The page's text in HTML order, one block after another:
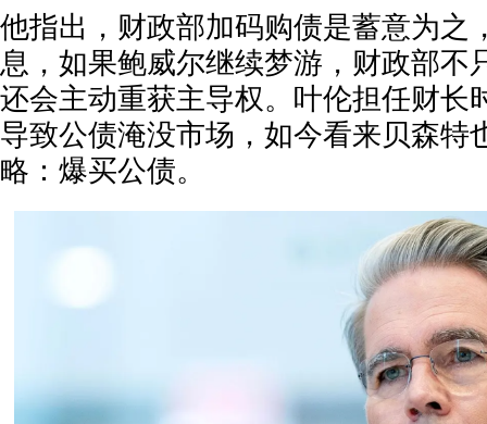
他指出，财政部加码购债是蓄意为之
息，如果鲍威尔继续梦游，财政部不
还会主动重获主导权。叶伦担任财长
导致公债淹没市场，如今看来贝森特
略：爆买公债。